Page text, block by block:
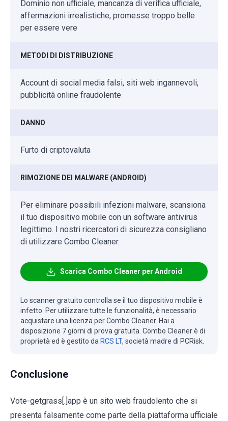
Dominio non ufficiale, mancanza di verifica ufficiale,
affermazioni irrealistiche, promesse troppo belle
per essere vere
METODI DI DISTRIBUZIONE
Account di social media falsi, siti web ingannevoli,
pubblicità online fraudolente
DANNO
Furto di criptovaluta
RIMOZIONE DEI MALWARE (ANDROID)
Per eliminare possibili infezioni malware, scansiona
il tuo dispositivo mobile con un software antivirus
legittimo. I nostri ricercatori di sicurezza consigliano
di utilizzare Combo Cleaner.
Scarica Combo Cleaner per Android
Lo scanner gratuito controlla se il tuo dispositivo mobile è
infetto. Per utilizzare tutte le funzionalità, è necessario
acquistare una licenza per Combo Cleaner. Hai a
disposizione 7 giorni di prova gratuita. Combo Cleaner è di
proprietà ed è gestito da RCS LT, società madre di PCRisk.
Conclusione
Vote-getgrass[.]app è un sito web fraudolento che si
presenta falsamente come parte della piattaforma ufficiale